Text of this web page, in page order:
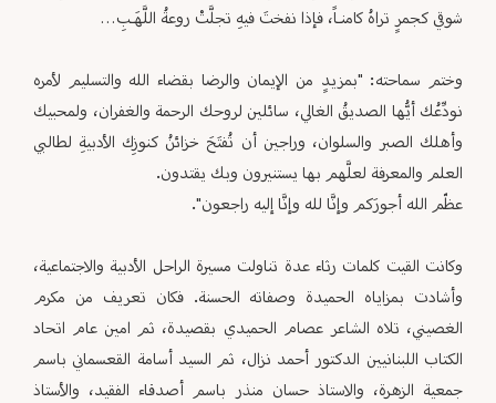
شوقي كجمرٍ تراهُ كامنـاً، فإذا نفختَ فيهِ تجلَّتْ روعةُ اللَّهَـبِ…
وختم سماحته: "بمزيدٍ من الإيمان والرضا بقضاء الله والتسليم لأمره
نودِّعُك أيُّها الصديقُ الغالي، سائلين لروحك الرحمة والغفران، ولمحبيك
وأهلك الصبر والسلوان، وراجين أن تُفتَحَ خزائنُ كنوزِك الأدبيةِ لطالبي
العلم والمعرفة لعلَّهم بها يستنيرون وبك يقتدون.
عظّم الله أجورَكم وإنَّا لله وإنَّا إليه راجعون".
وكانت القيت كلمات رثاء عدة تناولت مسيرة الراحل الأدبية والاجتماعية،
وأشادت بمزاياه الحميدة وصفاته الحسنة. فكان تعريف من مكرم
الغصيني، تلاه الشاعر عصام الحميدي بقصيدة، ثم امين عام اتحاد
الكتاب اللبنانيين الدكتور أحمد نزال، ثم السيد أسامة القعسماني باسم
جمعية الزهرة، والاستاذ حسان منذر باسم أصدقاء الفقيد، والأستاذ